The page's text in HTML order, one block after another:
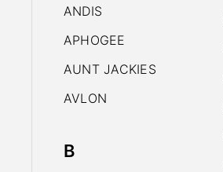
ANDIS
APHOGEE
AUNT JACKIES
AVLON
B